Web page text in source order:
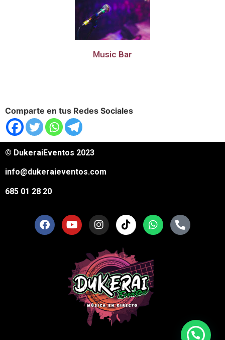
Music Bar
Comparte en tus Redes Sociales
© DukeraiEventos 2023
info@dukeraieventos.com
685 01 28 20